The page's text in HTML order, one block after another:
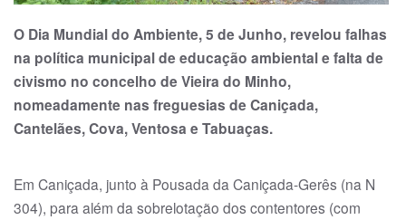
O Dia Mundial do Ambiente, 5 de Junho, revelou falhas
na política municipal de educação ambiental e falta de
ci­vis­mo no concelho de Vieira do Minho,
nomeadamente nas freguesias de Cani­çada,
Cantelães, Co­va, Ventosa e Tabuaças.
Em Caniçada, junto à Pousada da Caniçada-Gerês (na N
304), para além da sobrelotação dos contentores (com